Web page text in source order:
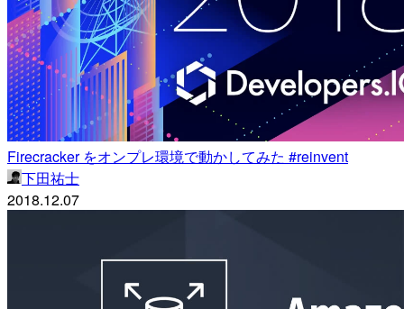
Firecracker をオンプレ環境で動かしてみた #reinvent
下田祐士
2018.12.07